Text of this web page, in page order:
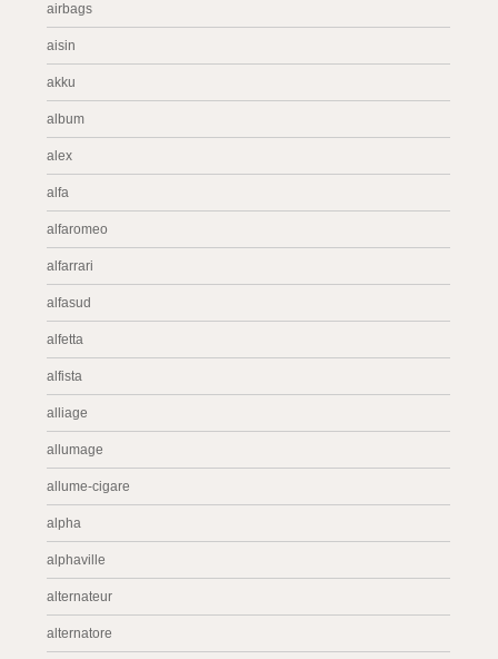
airbags
aisin
akku
album
alex
alfa
alfaromeo
alfarrari
alfasud
alfetta
alfista
alliage
allumage
allume-cigare
alpha
alphaville
alternateur
alternatore